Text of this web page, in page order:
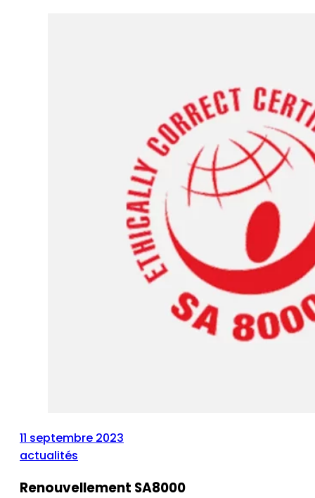
11 septembre 2023
actualités
Renouvellement SA8000